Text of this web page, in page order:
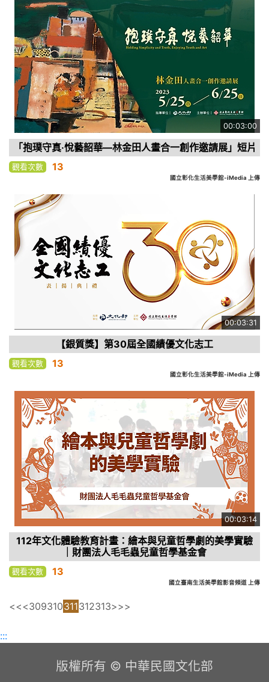
00:03:00
「抱璞守真‧悅藝韶華—林金田人畫合一創作邀請展」短片
觀看次數 13
國立彰化生活美學館-iMedia 上傳
00:03:31
【銀質獎】第30屆全國績優文化志工
觀看次數 13
國立彰化生活美學館-iMedia 上傳
00:03:14
112年文化體驗教育計畫：繪本與兒童哲學劇的美學實驗
｜財團法人毛毛蟲兒童哲學基金會
觀看次數 13
國立臺南生活美學館影音頻道 上傳
<<<309310311312313>>>
:::
版權所有 © 中華民國文化部